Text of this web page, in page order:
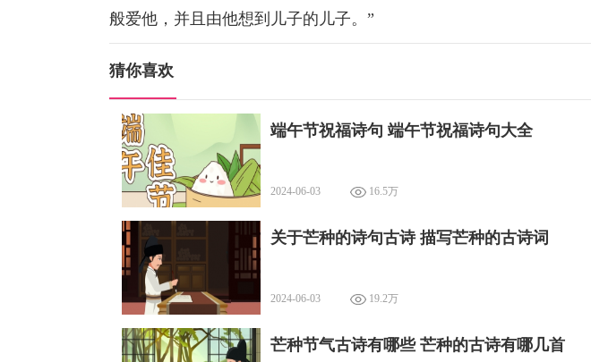
般爱他，并且由他想到儿子的儿子。”
猜你喜欢
端午节祝福诗句 端午节祝福诗句大全
2024-06-03 16.5万
关于芒种的诗句古诗 描写芒种的古诗词
2024-06-03 19.2万
芒种节气古诗有哪些 芒种的古诗有哪几首